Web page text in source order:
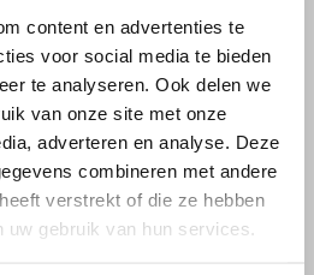
content en advertenties te
voor social media te bieden
te analyseren. Ook delen we
van onze site met onze
adverteren en analyse. Deze
combineren met andere
verstrekt of die ze hebben
uw gebruik van hun services.
je met
& kunnen